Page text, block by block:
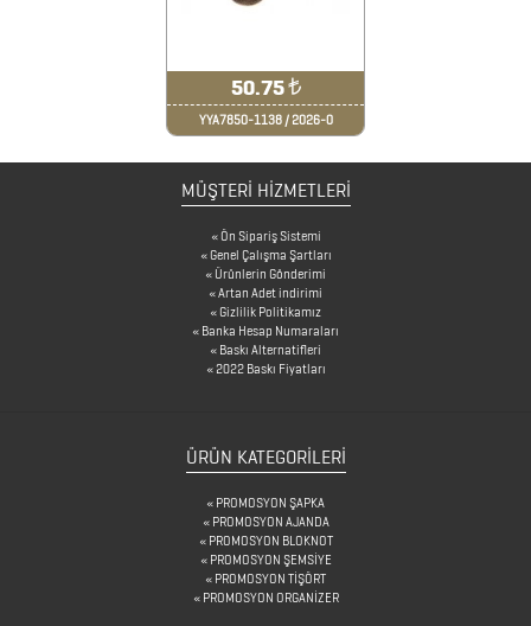
50.75₺
YYA7850-1138 / 2026-0
MÜŞTERİ HİZMETLERİ
Ön Sipariş Sistemi
Genel Çalışma Şartları
Ürünlerin Gönderimi
Artan Adet indirimi
Gizlilik Politikamız
Banka Hesap Numaraları
Baskı Alternatifleri
2022 Baskı Fiyatları
ÜRÜN KATEGORILERI
PROMOSYON ŞAPKA
PROMOSYON AJANDA
PROMOSYON BLOKNOT
PROMOSYON ŞEMSİYE
PROMOSYON TİŞÖRT
PROMOSYON ORGANİZER